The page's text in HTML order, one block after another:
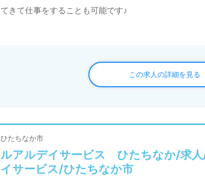
てきて仕事をすることも可能です♪
この求人の詳細を見る
ひたちなか市
ルアルデイサービス ひたちなか/求
イサービス/ひたちなか市